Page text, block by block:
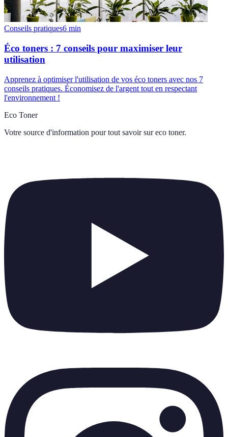
Conseils pratiques6 min
Éco toners : 7 conseils pour maximiser leur
utilisation
Apprenez à optimiser l'utilisation de vos éco toners avec nos 7
conseils pratiques. Économisez de l'argent tout en respectant
l'environnement !
Eco Toner
Votre source d'information pour tout savoir sur eco toner.